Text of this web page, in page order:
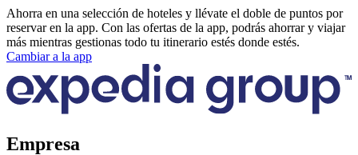
Ahorra en una selección de hoteles y llévate el doble de puntos por
reservar en la app. Con las ofertas de la app, podrás ahorrar y viajar
más mientras gestionas todo tu itinerario estés donde estés.
Cambiar a la app
Empresa